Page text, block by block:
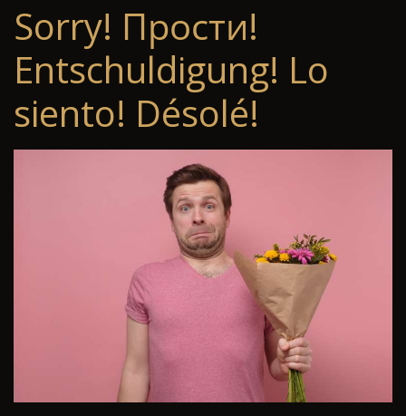
Sorry! Прости!
Entschuldigung! Lo
siento! Désolé!